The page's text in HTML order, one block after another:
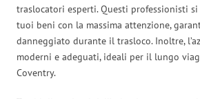
traslocatori esperti. Questi professionisti
tuoi beni con la massima attenzione,
danneggiato durante il trasloco. Inoltre,
moderni e adeguati, ideali per il lungo
Coventry.